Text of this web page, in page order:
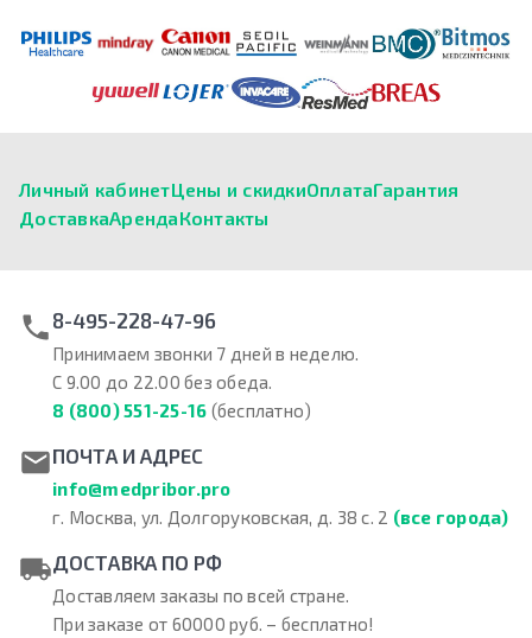
Личный кабинетЦены и скидкиОплатаГарантия
ДоставкаАрендаКонтакты
8-495-228-47-96
Принимаем звонки 7 дней в неделю.
С 9.00 до 22.00 без обеда.
8 (800) 551-25-16 (бесплатно)
ПОЧТА И АДРЕС
info@medpribor.pro
г. Москва, ул. Долгоруковская, д. 38 с. 2 (все города)
ДОСТАВКА ПО РФ
Доставляем заказы по всей стране.
При заказе от 60000 руб. – бесплатно!